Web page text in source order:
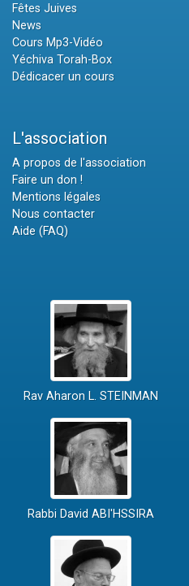
Fêtes Juives
News
Cours Mp3-Vidéo
Yéchiva Torah-Box
Dédicacer un cours
L'association
A propos de l'association
Faire un don !
Mentions légales
Nous contacter
Aide (FAQ)
Rav Aharon L. STEINMAN
Rabbi David ABI'HSSIRA